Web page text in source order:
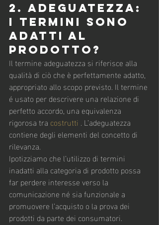
2. Adeguatezza:
i termini sono
adatti al
prodotto?
Il termine adeguatezza si riferisce alla
qualità di ciò che è perfettamente adatto,
appropriato allo scopo previsto. Il termine
é usato per descrivere una relazione di
perfetto accordo, una equivalenza
rigorosa tra costrutti . L’adeguatezza
contiene degli elementi del concetto di
rilevanza.
Ipotizziamo che l’utilizzo di termini
inadatti alla categoria di prodotto possa
far perdere interesse verso la
comunicazione né sia funzionale a
promuovere l’acquisto o la prova dei
prodotti da parte dei consumatori.